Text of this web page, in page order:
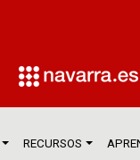
RECURSOS